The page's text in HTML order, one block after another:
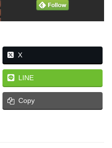
X
LINE
Copy